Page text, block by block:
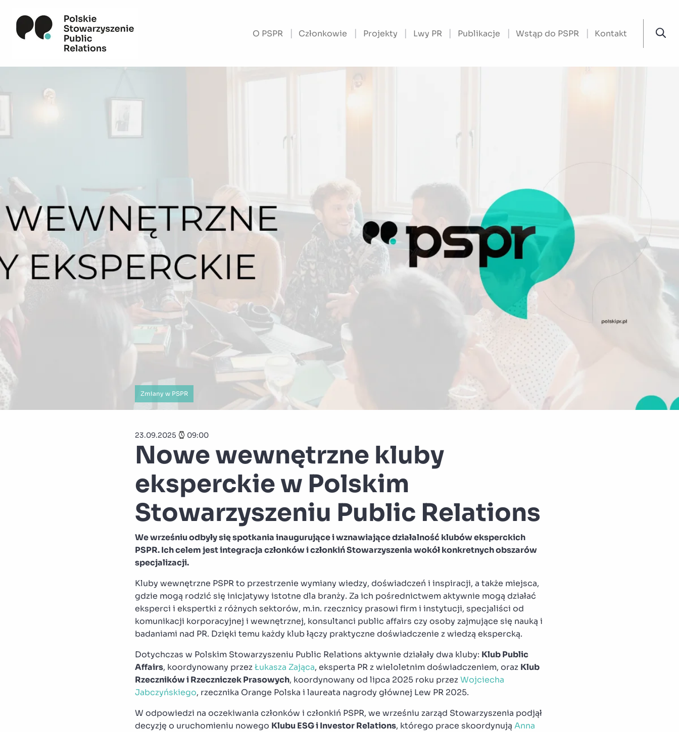
O PSPR Członkowie Projekty Lwy PR Publikacje Wstąp do PSPR Kontakt
Zmiany w PSPR
23.09.2025 09:00
Nowe wewnętrzne kluby
eksperckie w Polskim
Stowarzyszeniu Public Relations
We wrześniu odbyły się spotkania inaugurujące i wznawiające działalność klubów eksperckich
PSPR. Ich celem jest integracja członków i członkiń Stowarzyszenia wokół konkretnych obszarów
specjalizacji.
Kluby wewnętrzne PSPR to przestrzenie wymiany wiedzy, doświadczeń i inspiracji, a także miejsca,
gdzie mogą rodzić się inicjatywy istotne dla branży. Za ich pośrednictwem aktywnie mogą działać
eksperci i ekspertki z różnych sektorów, m.in. rzecznicy prasowi firm i instytucji, specjaliści od
komunikacji korporacyjnej i wewnętrznej, konsultanci public affairs czy osoby zajmujące się nauką i
badaniami nad PR. Dzięki temu każdy klub łączy praktyczne doświadczenie z wiedzą ekspercką.
Dotychczas w Polskim Stowarzyszeniu Public Relations aktywnie działały dwa kluby: Klub Public
Affairs, koordynowany przezŁukasza Zająca, eksperta PR z wieloletnim doświadczeniem, oraz Klub
Rzeczników i Rzeczniczek Prasowych, koordynowany od lipca 2025 roku przezWojciecha
Jabczyńskiego, rzecznika Orange Polska i laureata nagrody głównej Lew PR 2025.
W odpowiedzi na oczekiwania członków i członkiń PSPR, we wrześniu zarząd Stowarzyszenia podjął
decyzję o uruchomieniu nowego Klubu ESG i Investor Relations, którego prace skoordynują Anna